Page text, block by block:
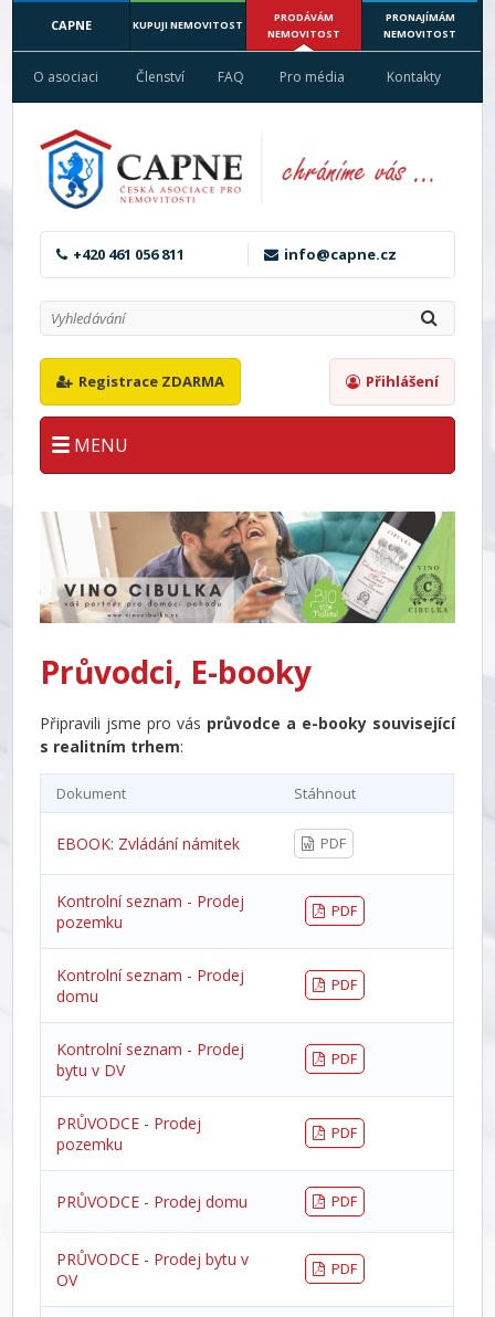
CAPNE KUPUJI NEMOVITOST
PRODÁVÁM
NEMOVITOST
PRONAJÍMÁM
NEMOVITOST
O asociaci Členství FAQ Pro média Kontakty
+420 461 056 811 info@capne.cz
Registrace ZDARMA Přihlášení
MENU
Průvodci, E-booky
Připravili jsme pro vás průvodce a e-booky související
s realitním trhem:
Dokument Stáhnout
EBOOK: Zvládání námitek PDF
Kontrolní seznam - Prodej
pozemku
PDF
Kontrolní seznam - Prodej
domu
PDF
Kontrolní seznam - Prodej
bytu v DV
PDF
PRŮVODCE - Prodej
pozemku
PDF
PRŮVODCE - Prodej domu PDF
PRŮVODCE - Prodej bytu v
OV
PDF